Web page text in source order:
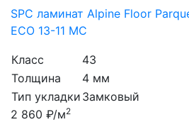
SPC ламинат Alpine Floor
ЕСО 13-11 MC
Класс
43
Толщина
4 мм
Тип укладки Замковый
2 860 ₽/м2